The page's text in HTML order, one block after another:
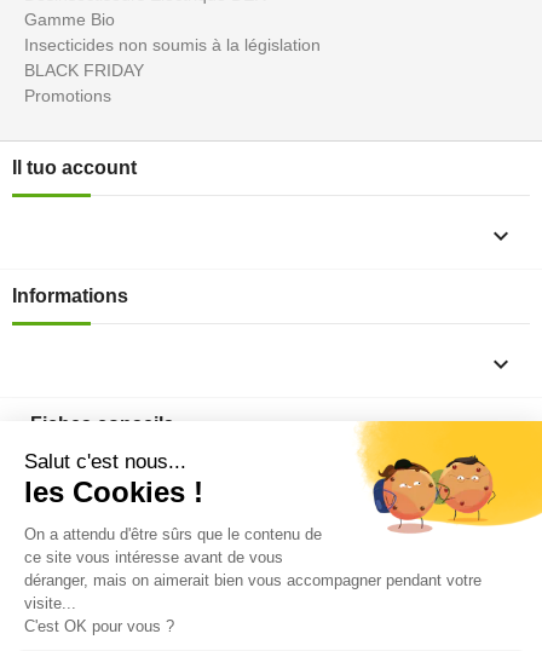
Gamme Bio
Insecticides non soumis à la législation
BLACK FRIDAY
Promotions
Il tuo account

Informations

Fiches conseils

Insecte
Rongeurs